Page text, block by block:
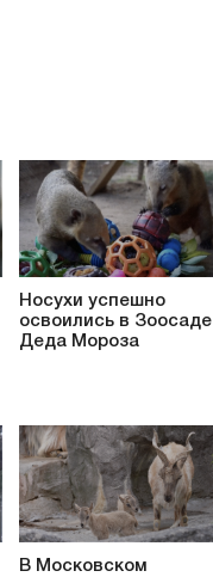
Носухи успешно
освоились в Зоосаде
Деда Мороза
В Московском